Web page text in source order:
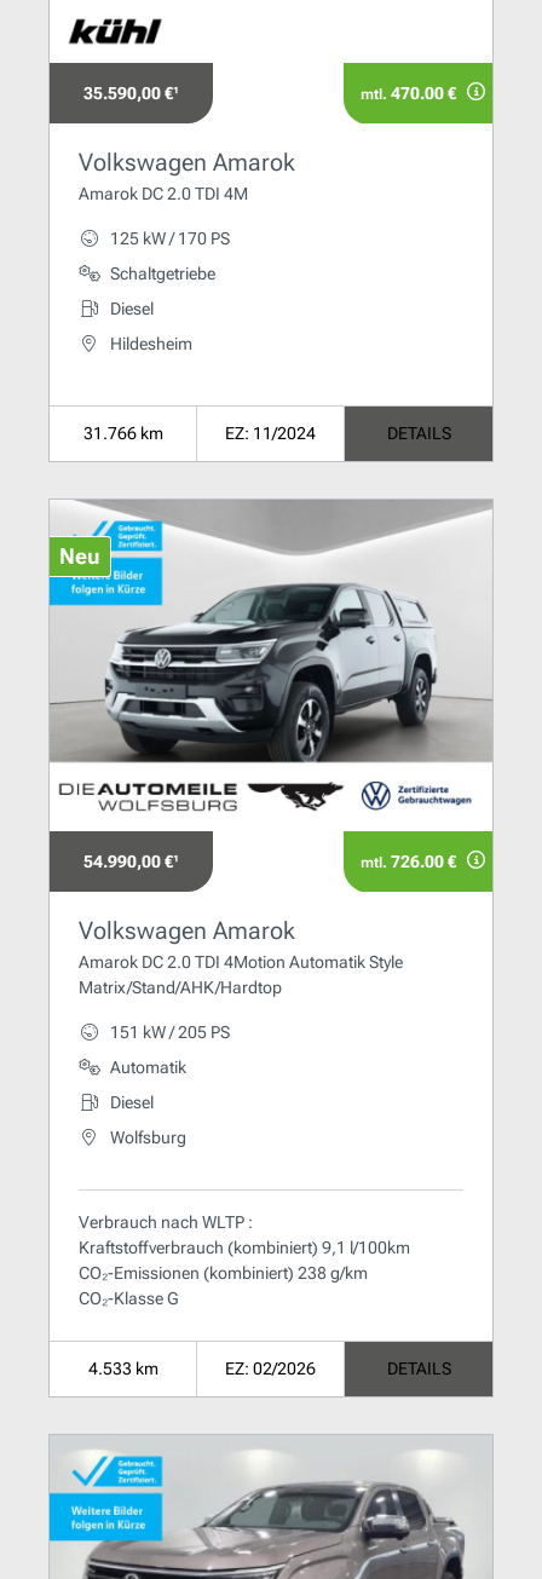
35.590,00 €¹ mtl. 470.00 €
Volkswagen Amarok
Amarok DC 2.0 TDI 4M
125 kW / 170 PS
Schaltgetriebe
Diesel
Hildesheim
31.766 km EZ: 11/2024 DETAILS
Neu
54.990,00 €¹ mtl. 726.00 €
Volkswagen Amarok
Amarok DC 2.0 TDI 4Motion Automatik Style
Matrix/Stand/AHK/Hardtop
151 kW / 205 PS
Automatik
Diesel
Wolfsburg
Verbrauch nach WLTP :
Kraftstoffverbrauch (kombiniert) 9,1 l/100km
CO₂-Emissionen (kombiniert) 238 g/km
CO₂-Klasse G
4.533 km EZ: 02/2026 DETAILS